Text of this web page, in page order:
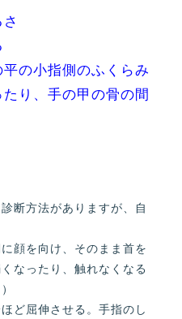
平の小指側のふくらみ
たり、手の甲の骨の間
断方法がありますが、自
顔を向け、そのまま首を
なったり、触れなくなる
ど屈伸させる。手指のし